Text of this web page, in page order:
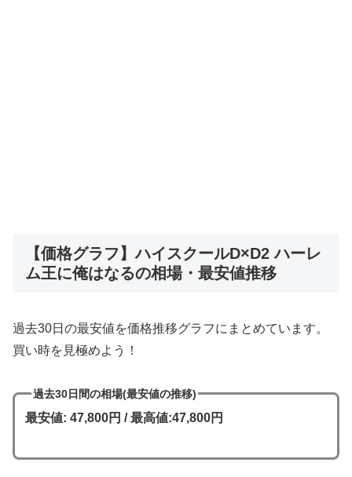
【価格グラフ】ハイスクールD×D2 ハーレ
ム王に俺はなるの相場・最安値推移
過去30日の最安値を価格推移グラフにまとめています。
買い時を見極めよう！
過去30日間の相場(最安値の推移)
最安値: 47,800円 / 最高値:47,800円